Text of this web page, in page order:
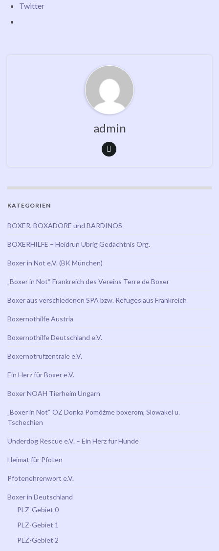
Twitter
admin
KATEGORIEN
BOXER, BOXADORE und BARDINOS
BOXERHILFE – Heidrun Ubrig Gedächtnis Org.
Boxer in Not e.V. (BK München)
„Boxer in Not“ Frankreich des Vereins Terre de Boxer
Boxer aus verschiedenen SPA bzw. Refuges aus Frankreich
Boxernothilfe Austria
Boxernothilfe Deutschland e.V.
Boxernotrufzentrale e.V.
Ein Herz für Boxer e.V.
Boxer NOAH Tierheim Ungarn
„Boxer in Not“ OZ Donka Pomôžme boxerom, Slowakei u.
Tschechien
Underdog Rescue e.V. – Ein Herz für Hunde
Heimat für Pfoten
Pfotenehrenwort e.V.
Boxer in Deutschland
PLZ-Gebiet 0
PLZ-Gebiet 1
PLZ-Gebiet 2